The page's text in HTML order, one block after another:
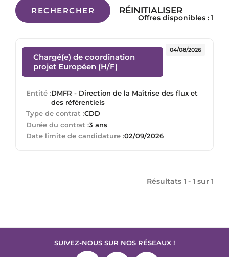
RECHERCHER RÉINITIALISER
Offres disponibles : 1
Chargé(e) de coordination
projet Européen (H/F)
Entité :DMFR - Direction de la Maîtrise des flux et
des référentiels
Type de contrat :CDD
Durée du contrat :3 ans
04/08/2026
Date limite de candidature :02/09/2026
Résultats 1 - 1 sur 1
SUIVEZ-NOUS SUR NOS RÉSEAUX !